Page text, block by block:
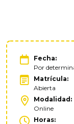
Fecha:
Por
Matrícula:
Abierta
Modalidad:
Online
Horas: